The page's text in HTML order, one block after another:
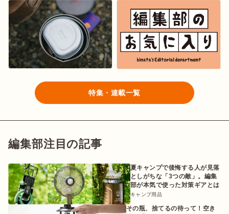
特集・連載一覧
編集部注目の記事
夏キャンプで後悔する人が見落
としがちな「3つの敵」。編集
部が本気で使った対策ギアとは
キャンプ用品
その瓶、捨てるの待って！空き